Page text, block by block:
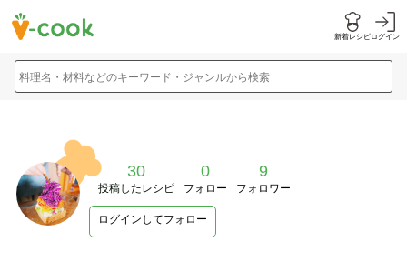
新着レシピログイン
料理名・材料などのキーワード・ジャンルから検索
30
投稿したレシピ
0
フォロー
9
フォロワー
ログインしてフォロー